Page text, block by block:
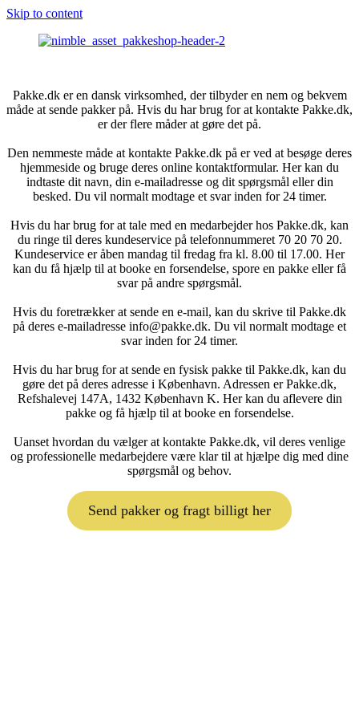
Skip to content
Pakke.dk er en dansk virksomhed, der tilbyder en nem og bekvem
måde at sende pakker på. Hvis du har brug for at kontakte Pakke.dk,
er der flere måder at gøre det på.
Den nemmeste måde at kontakte Pakke.dk på er ved at besøge deres
hjemmeside og bruge deres online kontaktformular. Her kan du
indtaste dit navn, din e-mailadresse og dit spørgsmål eller din
besked. Du vil normalt modtage et svar inden for 24 timer.
Hvis du har brug for at tale med en medarbejder hos Pakke.dk, kan
du ringe til deres kundeservice på telefonnummeret 70 20 70 20.
Kundeservice er åben mandag til fredag fra kl. 8.00 til 17.00. Her
kan du få hjælp til at booke en forsendelse, spore en pakke eller få
svar på andre spørgsmål.
Hvis du foretrækker at sende en e-mail, kan du skrive til Pakke.dk
på deres e-mailadresse info@pakke.dk. Du vil normalt modtage et
svar inden for 24 timer.
Hvis du har brug for at sende en fysisk pakke til Pakke.dk, kan du
gøre det på deres adresse i København. Adressen er Pakke.dk,
Refshalevej 147A, 1432 København K. Her kan du aflevere din
pakke og få hjælp til at booke en forsendelse.
Uanset hvordan du vælger at kontakte Pakke.dk, vil deres venlige
og professionelle medarbejdere være klar til at hjælpe dig med dine
spørgsmål og behov.
Send pakker og fragt billigt her